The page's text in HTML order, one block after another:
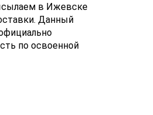
в Ижевске
Данный
по освоенной